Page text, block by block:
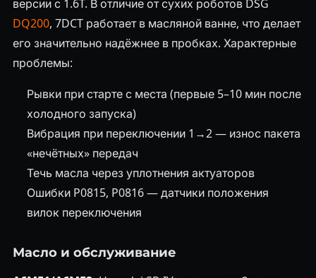
версии с 1.6T. В отличие от сухих роботов DSG
DQ200, 7DCT работает в масляной ванне, что делает
его значительно надёжнее в пробках. Характерные
проблемы:
Рывки при старте с места (первые 5–10 мин после
холодного запуска)
Вибрация при переключении 1→2 — износ пакета
«нечётных» передач
Течь масла через уплотнения актуаторов
Ошибки P0815, P0816 — датчики положения
вилок переключения
Масло и обслуживание